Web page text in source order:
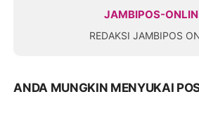
JAMBIPOS-
REDAKSI JAMBIPOS
ANDA MUNGKIN MENYUKAI